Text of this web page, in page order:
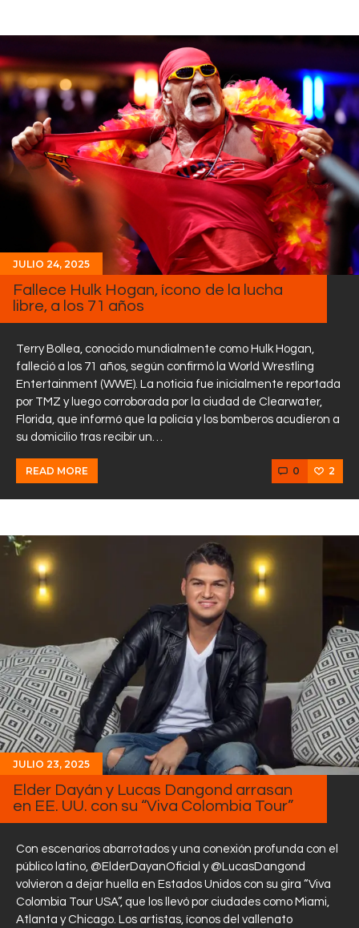
JULIO 24, 2025
Fallece Hulk Hogan, ícono de la lucha
libre, a los 71 años
Terry Bollea, conocido mundialmente como Hulk Hogan,
falleció a los 71 años, según confirmó la World Wrestling
Entertainment (WWE). La noticia fue inicialmente reportada
por TMZ y luego corroborada por la ciudad de Clearwater,
Florida, que informó que la policía y los bomberos acudieron a
su domicilio tras recibir un…
READ MORE 0 2
JULIO 23, 2025
Elder Dayán y Lucas Dangond arrasan
en EE. UU. con su “Viva Colombia Tour”
Con escenarios abarrotados y una conexión profunda con el
público latino, @ElderDayanOficial y @LucasDangond
volvieron a dejar huella en Estados Unidos con su gira “Viva
Colombia Tour USA”, que los llevó por ciudades como Miami,
Atlanta y Chicago. Los artistas, íconos del vallenato